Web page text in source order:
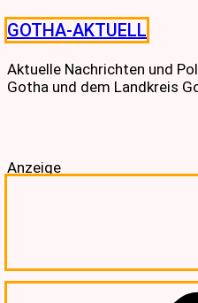
Skip
to
content
GOTHA-AKTUELL
Aktuelle Nachrichten und
Gotha und dem Landkreis
Anzeige